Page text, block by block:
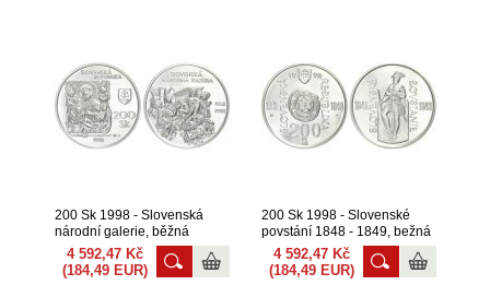
200 Sk 1998 - Slovenská
národní galerie, běžná
kvalita
4 592,47 Kč
(184,49 EUR)
200 Sk 1998 - Slovenské
povstání 1848 - 1849, bežná
kvalita
4 592,47 Kč
(184,49 EUR)